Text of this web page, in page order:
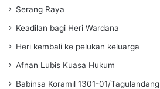
Serang Raya
Keadilan bagi Heri Wardana
Heri kembali ke pelukan keluarga
Afnan Lubis Kuasa Hukum
Babinsa Koramil 1301-01/Tagulandang